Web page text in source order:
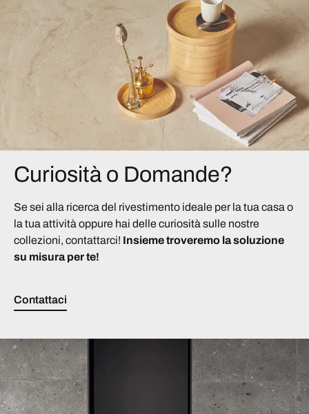
Curiosità o Domande?
Se sei alla ricerca del rivestimento ideale per la tua casa o
la tua attività oppure hai delle curiosità sulle nostre
collezioni, contattarci! Insieme troveremo la soluzione
su misura per te!
Contattaci